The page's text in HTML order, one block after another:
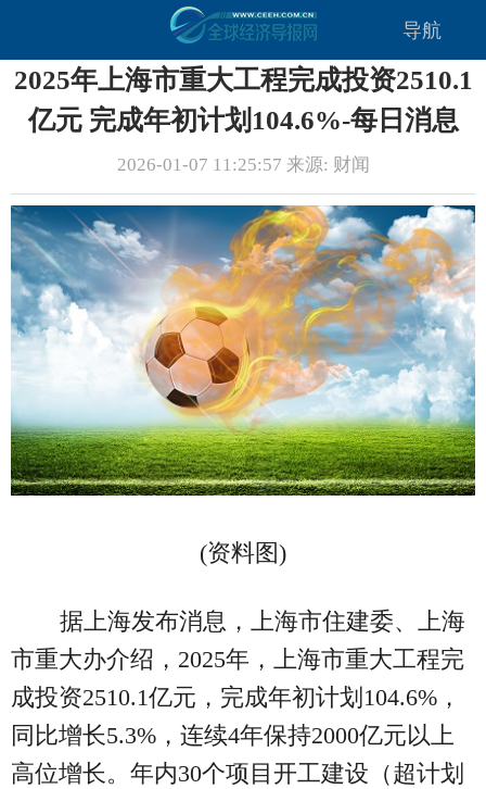
导航
2025年上海市重大工程完成投资2510.1
亿元 完成年初计划104.6%-每日消息
2026-01-07 11:25:57 来源: 财闻
(资料图)
据上海发布消息，上海市住建委、上海
市重大办介绍，2025年，上海市重大工程完
成投资2510.1亿元，完成年初计划104.6%，
同比增长5.3%，连续4年保持2000亿元以上
高位增长。年内30个项目开工建设（超计划